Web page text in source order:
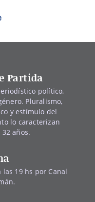
Partida
político,
Pluralismo,
y estímulo del
lo caracterizan
años.
las 19 hs por Canal